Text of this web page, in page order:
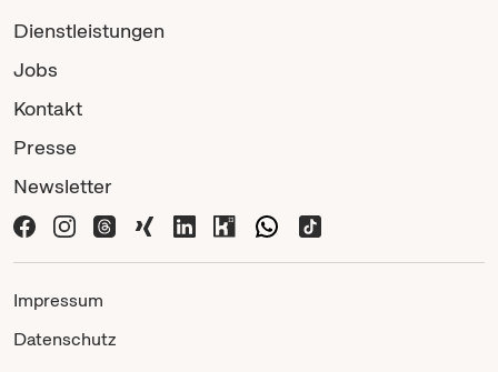
Dienstleistungen
Jobs
Kontakt
Presse
Newsletter
Impressum
Datenschutz